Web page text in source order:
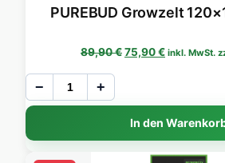
PUREBUD Growzelt
89,90€Ursprünglicher
75,90€Aktueller
inkl. MwSt.
− +
In den